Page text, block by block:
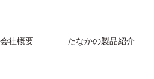
会社概要 たなかの製品紹介